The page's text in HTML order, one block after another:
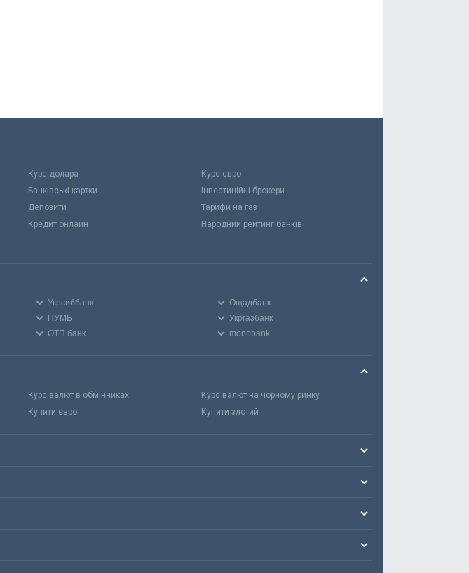
Курс долара
Курс євро
Банківські картки
Інвестиційні брокери
Депозити
Тарифи на газ
Кредит онлайн
Народний рейтинг банків
Укрсиббанк
Ощадбанк
ПУМБ
Укргазбанк
ОТП банк monobank
Курс валют в обмінниках
Курс валют на чорному ринку
Купити євро Купити злотий